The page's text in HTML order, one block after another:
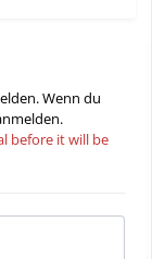
Wenn du
.
before it will be